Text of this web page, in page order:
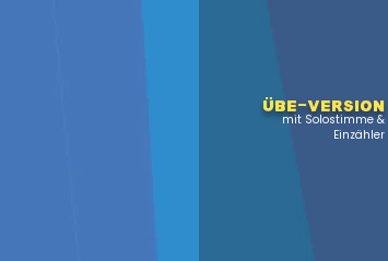
Übe-version
mit Solostimme &
Einzähler